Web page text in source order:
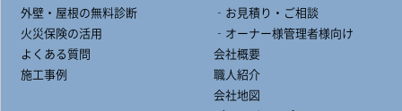
外壁・屋根の無料診断
火災保険の活用
よくある質問
施工事例
‐お見積り・ご相談
‐オーナー様管理者様向け
会社概要
職人紹介
会社地図